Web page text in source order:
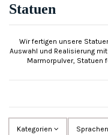
Statuen
Wir fertigen unsere
Auswahl und Realisierung
Marmorpulver, Statuen
Kategorien Sprachen